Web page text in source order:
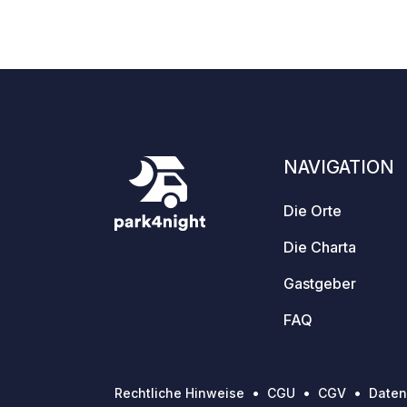
NAVIGATION
Die Orte
Die Charta
Gastgeber
FAQ
Rechtliche Hinweise CGU CGV